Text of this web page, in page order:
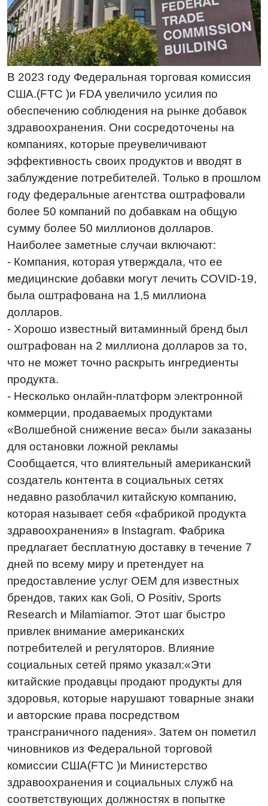
В 2023 году Федеральная торговая комиссия
США.(FTC )и FDA увеличило усилия по
обеспечению соблюдения на рынке добавок
здравоохранения. Они сосредоточены на
компаниях, которые преувеличивают
эффективность своих продуктов и вводят в
заблуждение потребителей. Только в прошлом
году федеральные агентства оштрафовали
более 50 компаний по добавкам на общую
сумму более 50 миллионов долларов.
Наиболее заметные случаи включают:
- Компания, которая утверждала, что ее
медицинские добавки могут лечить COVID-19,
была оштрафована на 1,5 миллиона
долларов.
- Хорошо известный витаминный бренд был
оштрафован на 2 миллиона долларов за то,
что не может точно раскрыть ингредиенты
продукта.
- Несколько онлайн-платформ электронной
коммерции, продаваемых продуктами
«Волшебной снижение веса» были заказаны
для остановки ложной рекламы
Сообщается, что влиятельный американский
создатель контента в социальных сетях
недавно разоблачил китайскую компанию,
которая называет себя «фабрикой продукта
здравоохранения» в Instagram. Фабрика
предлагает бесплатную доставку в течение 7
дней по всему миру и претендует на
предоставление услуг OEM для известных
брендов, таких как Goli, O Positiv, Sports
Research и Milamiamor. Этот шаг быстро
привлек внимание американских
потребителей и регуляторов. Влияние
социальных сетей прямо указал:«Эти
китайские продавцы продают продукты для
здоровья, которые нарушают товарные знаки
и авторские права посредством
трансграничного падения». Затем он пометил
чиновников из Федеральной торговой
комиссии США(FTC )и Министерство
здравоохранения и социальных служб на
соответствующих должностях в попытке